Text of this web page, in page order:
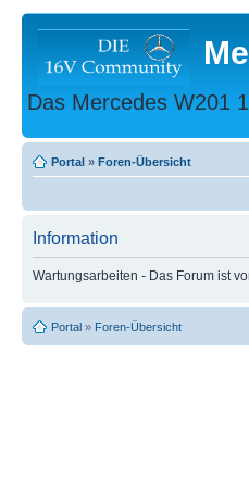
Das Mercedes W201
Portal » Foren-Übersicht
Information
Wartungsarbeiten - Das Forum ist
Portal » Foren-Übersicht